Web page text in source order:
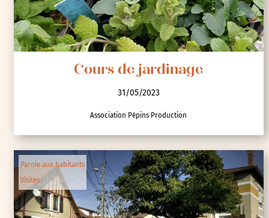
Cours de jardinage
31/05/2023
Association Pépins Production
Parole aux habitants
Visites